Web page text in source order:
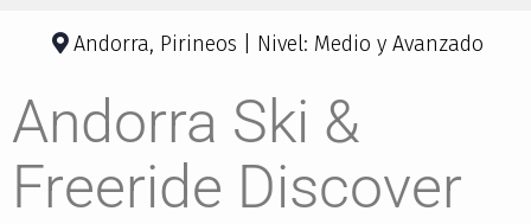
Andorra, Pirineos | Nivel: Medio y Avanzado
Andorra Ski &
Freeride Discover